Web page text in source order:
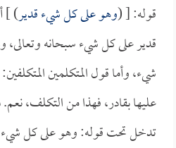
قوله: [ (وهو على كل شيء قدير) ]
قدير على كل شيء سبحانه وتعالى،
شيء، وأما قول المتكلمين
عليها بقادر، فهذا من التكلف،
تدخل تحت قوله: وهو على كل